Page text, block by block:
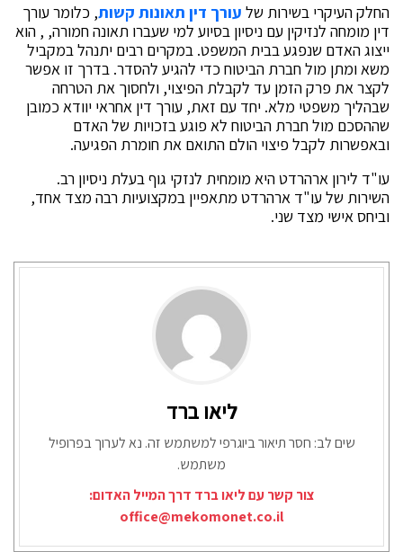
החלק העיקרי בשירות של עורך דין תאונות קשות, כלומר עורך
דין מומחה לנזיקין עם ניסיון בסיוע למי שעברו תאונה חמורה, , הוא
ייצוג האדם שנפגע בבית המשפט. במקרים רבים יתנהל במקביל
משא ומתן מול חברת הביטוח כדי להגיע להסדר. בדרך זו אפשר
לקצר את פרק הזמן עד לקבלת הפיצוי, ולחסוך את הטרחה
שבהליך משפטי מלא. יחד עם זאת, עורך דין אחראי יוודא כמובן
שההסכם מול חברת הביטוח לא פוגע בזכויות של האדם
ובאפשרות לקבל פיצוי הולם התואם את חומרת הפגיעה.
עו"ד לירון ארהרדט היא מומחית לנזקי גוף בעלת ניסיון רב.
השירות של עו"ד ארהרדט מתאפיין במקצועיות רבה מצד אחד,
וביחס אישי מצד שני.
ליאו ברד
שים לב: חסר תיאור ביוגרפי למשתמש זה. נא לערוך בפרופיל
משתמש.
צור קשר עם ליאו ברד דרך המייל האדום:
office@mekomonet.co.il